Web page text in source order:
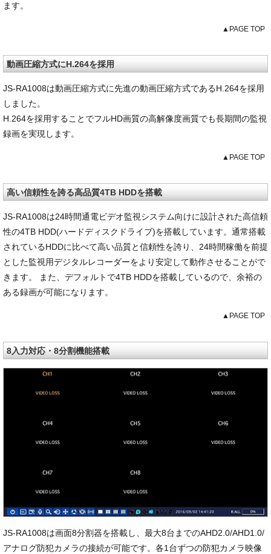
ます。
▲PAGE TOP
動画圧縮方式にH.264を採用
JS-RA1008は動画圧縮方式に先進の動画圧縮方式であるH.264を採用
しました。
H.264を採用することでフルHD画質の高解像度画質でも長期間の監視
録画を実現します。
▲PAGE TOP
高い信頼性を誇る高品質4TB HDDを搭載
JS-RA1008は24時間通電ビデオ監視システム向けに設計された高信頼
性の4TB HDD(ハードディスクドライブ)を搭載しています。通常搭載
されているHDDに比べて高い品質と信頼性を誇り、24時間稼働を前提
とした監視用デジタルレコーダーをより安定して動作させることがで
きます。 また、デフォルトで4TB HDDを搭載しているので、余裕の
ある録画が可能になります。
▲PAGE TOP
8入力対応・8分割機能搭載
JS-RA1008は画面8分割器を搭載し、最大8台までのAHD2.0/AHD1.0/
アナログ防犯カメラの接続が可能です。各1台ずつの防犯カメラ映像